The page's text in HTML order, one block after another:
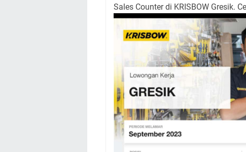
Sales Counter di KRISBOW Gresik.